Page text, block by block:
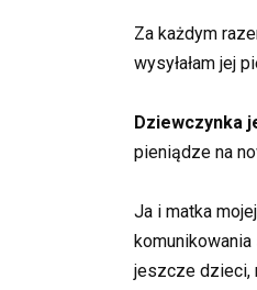
Za każdym
wysyłałam jej
Dziewczynka
pieniądze na
Ja i matka
jeszcze dzieci,